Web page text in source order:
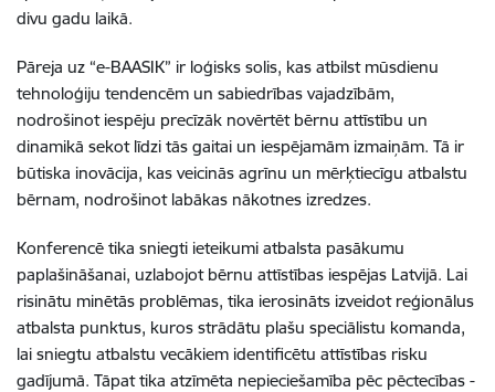
divu gadu laikā.
Pāreja uz “e-BAASIK” ir loģisks solis, kas atbilst mūsdienu
tehnoloģiju tendencēm un sabiedrības vajadzībām,
nodrošinot iespēju precīzāk novērtēt bērnu attīstību un
dinamikā sekot līdzi tās gaitai un iespējamām izmaiņām. Tā ir
būtiska inovācija, kas veicinās agrīnu un mērķtiecīgu atbalstu
bērnam, nodrošinot labākas nākotnes izredzes.
Konferencē tika sniegti ieteikumi atbalsta pasākumu
paplašināšanai, uzlabojot bērnu attīstības iespējas Latvijā. Lai
risinātu minētās problēmas, tika ierosināts izveidot reģionālus
atbalsta punktus, kuros strādātu plašu speciālistu komanda,
lai sniegtu atbalstu vecākiem identificētu attīstības risku
gadījumā. Tāpat tika atzīmēta nepieciešamība pēc pēctecības -